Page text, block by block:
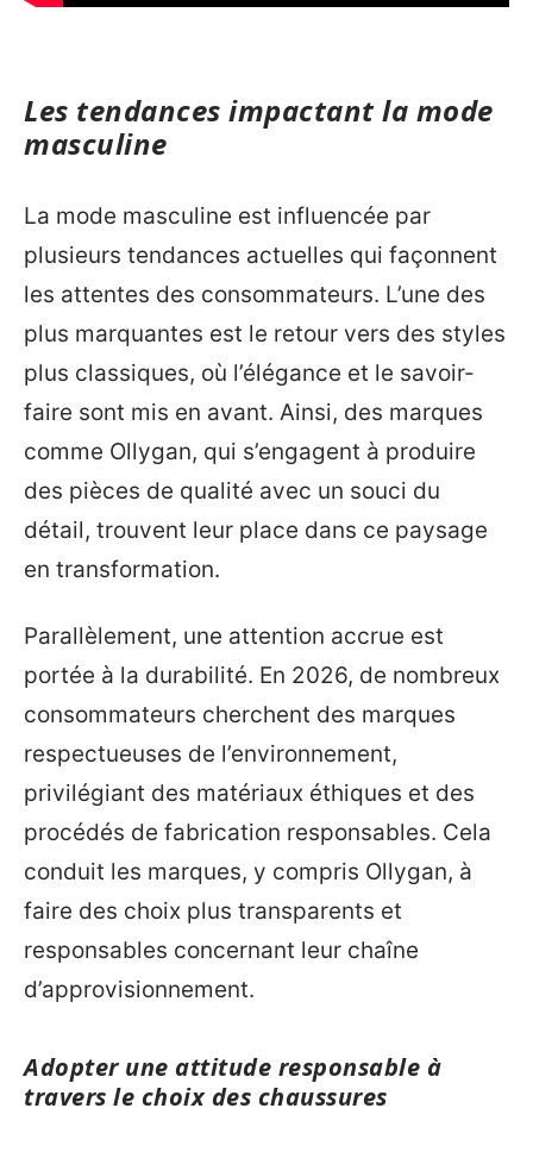
Les tendances impactant la mode
masculine
La mode masculine est influencée par
plusieurs tendances actuelles qui façonnent
les attentes des consommateurs. L’une des
plus marquantes est le retour vers des styles
plus classiques, où l’élégance et le savoir-
faire sont mis en avant. Ainsi, des marques
comme Ollygan, qui s’engagent à produire
des pièces de qualité avec un souci du
détail, trouvent leur place dans ce paysage
en transformation.
Parallèlement, une attention accrue est
portée à la durabilité. En 2026, de nombreux
consommateurs cherchent des marques
respectueuses de l’environnement,
privilégiant des matériaux éthiques et des
procédés de fabrication responsables. Cela
conduit les marques, y compris Ollygan, à
faire des choix plus transparents et
responsables concernant leur chaîne
d’approvisionnement.
Adopter une attitude responsable à
travers le choix des chaussures